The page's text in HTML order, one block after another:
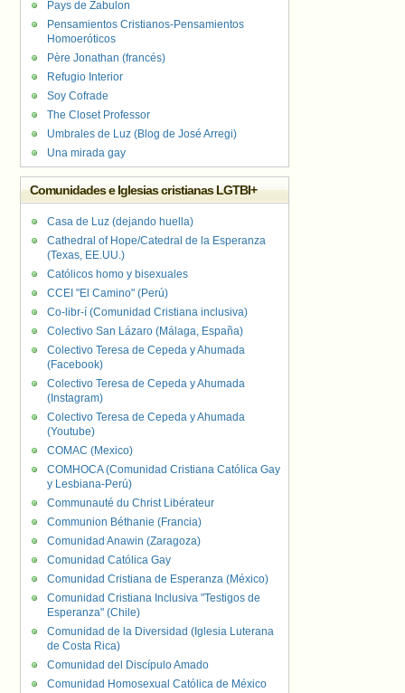
Pays de Zabulon
Pensamientos Cristianos-Pensamientos
Homoeróticos
Père Jonathan (francés)
Refugio Interior
Soy Cofrade
The Closet Professor
Umbrales de Luz (Blog de José Arregi)
Una mirada gay
Comunidades e Iglesias cristianas LGTBI+
Casa de Luz (dejando huella)
Cathedral of Hope/Catedral de la Esperanza
(Texas, EE.UU.)
Católicos homo y bisexuales
CCEI "El Camino" (Perú)
Co-libr-í (Comunidad Cristiana inclusiva)
Colectivo San Lázaro (Málaga, España)
Colectivo Teresa de Cepeda y Ahumada
(Facebook)
Colectivo Teresa de Cepeda y Ahumada
(Instagram)
Colectivo Teresa de Cepeda y Ahumada
(Youtube)
COMAC (Mexico)
COMHOCA (Comunidad Cristiana Católica Gay
y Lesbiana-Perú)
Communauté du Christ Libérateur
Communion Béthanie (Francia)
Comunidad Anawin (Zaragoza)
Comunidad Católica Gay
Comunidad Cristiana de Esperanza (México)
Comunidad Cristiana Inclusiva "Testigos de
Esperanza" (Chile)
Comunidad de la Diversidad (Iglesia Luterana
de Costa Rica)
Comunidad del Discípulo Amado
Comunidad Homosexual Católica de México